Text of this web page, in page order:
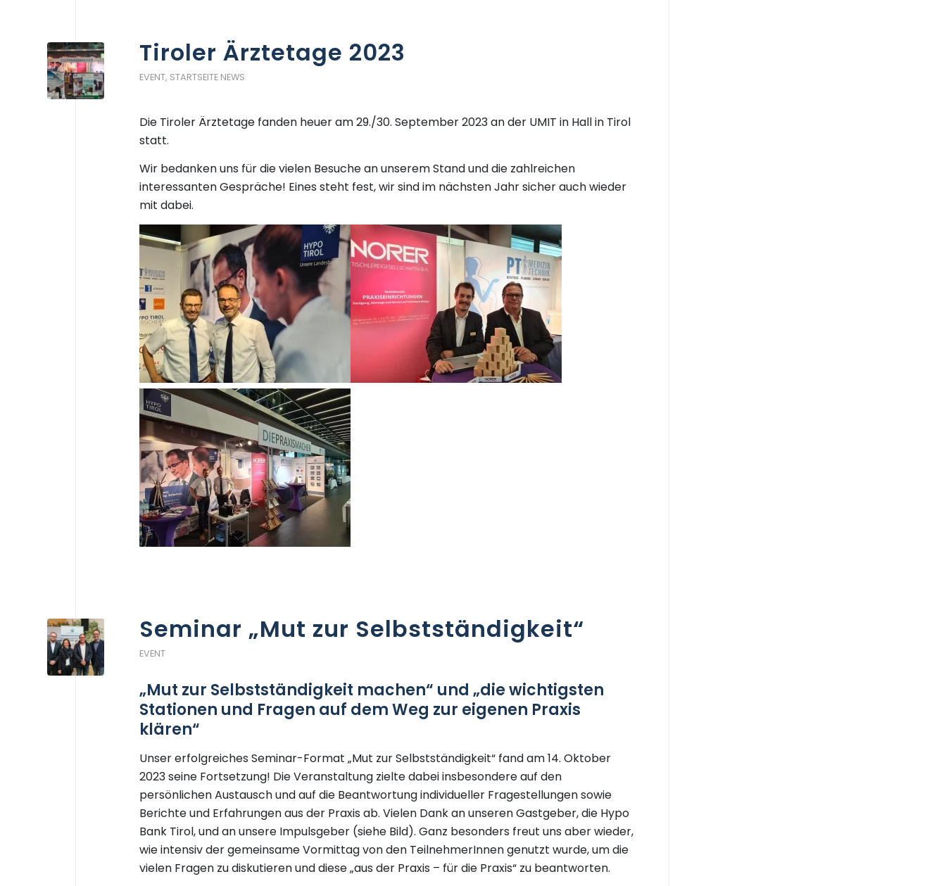
Tiroler Ärztetage 2023
EVENT, STARTSEITE NEWS
Die Tiroler Ärztetage fanden heuer am 29./30. September 2023 an der UMIT in Hall in Tirol
statt.
Wir bedanken uns für die vielen Besuche an unserem Stand und die zahlreichen
interessanten Gespräche! Eines steht fest, wir sind im nächsten Jahr sicher auch wieder
mit dabei.
Seminar „Mut zur Selbstständigkeit“
EVENT
„Mut zur Selbstständigkeit machen“ und „die wichtigsten
Stationen und Fragen auf dem Weg zur eigenen Praxis
klären“
Unser erfolgreiches Seminar-Format „Mut zur Selbstständigkeit“ fand am 14. Oktober
2023 seine Fortsetzung! Die Veranstaltung zielte dabei insbesondere auf den
persönlichen Austausch und auf die Beantwortung individueller Fragestellungen sowie
Berichte und Erfahrungen aus der Praxis ab. Vielen Dank an unseren Gastgeber, die Hypo
Bank Tirol, und an unsere Impulsgeber (siehe Bild). Ganz besonders freut uns aber wieder,
wie intensiv der gemeinsame Vormittag von den TeilnehmerInnen genutzt wurde, um die
vielen Fragen zu diskutieren und diese „aus der Praxis – für die Praxis“ zu beantworten.